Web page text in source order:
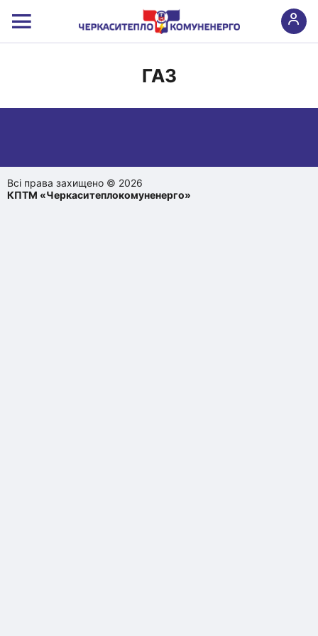
ГАЗ
Всі права захищено © 2026
КПТМ «Черкаситеплокомуненерго»